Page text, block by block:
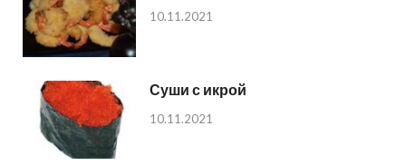
10.11.2021
Суши с икрой
10.11.2021